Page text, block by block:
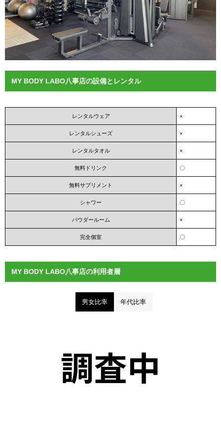
MY BODY LABO八事店の設備とレンタル
レンタルウェア ×
レンタルシューズ ×
レンタルタオル ×
無料ドリンク 〇
無料サプリメント ×
シャワー 〇
パウダールーム ×
完全個室 〇
MY BODY LABO八事店の利用者層
男女比率 年代比率